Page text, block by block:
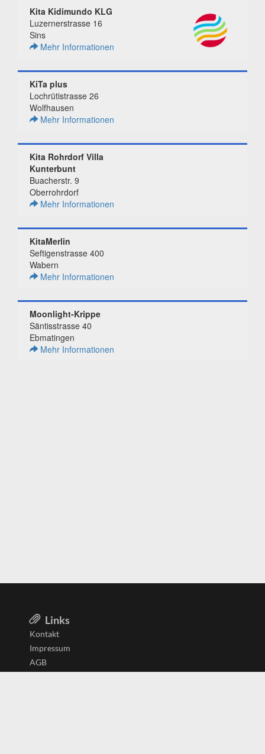
Kita Kidimundo KLG
Luzernerstrasse 16
Sins
Mehr Informationen
KiTa plus
Lochrütistrasse 26
Wolfhausen
Mehr Informationen
Kita Rohrdorf Villa
Kunterbunt
Buacherstr. 9
Oberrohrdorf
Mehr Informationen
KitaMerlin
Seftigenstrasse 400
Wabern
Mehr Informationen
Moonlight-Krippe
Säntisstrasse 40
Ebmatingen
Mehr Informationen
Links
Kontakt
Impressum
AGB